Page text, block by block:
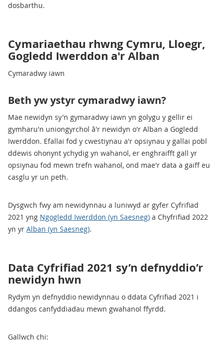
dosbarthu.
Cymariaethau rhwng Cymru, Lloegr,
Gogledd Iwerddon a'r Alban
Cymaradwy iawn
Beth yw ystyr cymaradwy iawn?
Mae newidyn sy'n gymaradwy iawn yn golygu y gellir ei
gymharu'n uniongyrchol â'r newidyn o'r Alban a Gogledd
Iwerddon. Efallai fod y cwestiynau a'r opsiynau y gallai pobl
ddewis ohonynt ychydig yn wahanol, er enghraifft gall yr
opsiynau fod mewn trefn wahanol, ond mae'r data a gaiff eu
casglu yr un peth.
Dysgwch fwy am newidynnau a luniwyd ar gyfer Cyfrifiad
2021 yng Ngogledd Iwerddon (yn Saesneg) a Chyfrifiad 2022
yn yr Alban (yn Saesneg).
Data Cyfrifiad 2021 sy’n defnyddio’r
newidyn hwn
Rydym yn defnyddio newidynnau o ddata Cyfrifiad 2021 i
ddangos canfyddiadau mewn gwahanol ffyrdd.
Gallwch chi: